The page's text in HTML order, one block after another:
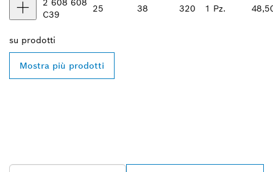
2 608 608
C39
25 38 320 1 Pz.
su prodotti
Mostra più prodotti